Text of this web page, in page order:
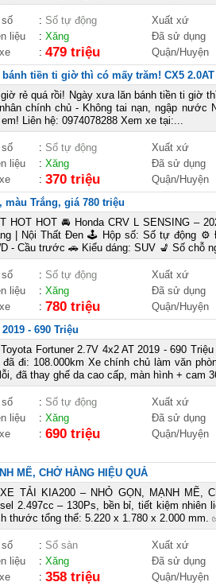
số : Số tự động Xuất xứ
liệu
: Xăng Đã sử dụng
: 479 triệu Quận/Huyện
tiền ti giờ thì có mấy trăm! CX5 2.0AT
rẻ quá rồi! Ngày xưa lăn bánh tiền ti giờ
chính chủ - Không tai nạn, ngập nước
Liên hệ: 0974078288 Xem xe tại:...
số : Số tự động Xuất xứ
liệu
: Xăng Đã sử dụng
: 370 triệu Quận/Huyện
màu Trắng, giá 780 triệu
HOT HOT 🚘 Honda CRV L SENSING –
| Nội Thất Đen 🕹️ Hộp số: Số tự động ⚙️
- Cầu trước 🚗 Kiểu dáng: SUV 💺 Số chỗ
số : Số tự động Xuất xứ
liệu
: Xăng Đã sử dụng
: 780 triệu Quận/Huyện
- 690 Triệu
Fortuner 2.7V 4x2 AT 2019 - 690
đã đi: 108.000km Xe chính chủ làm văn
đã thay ghế da cao cấp, màn hình + cam
số : Số tự động Xuất xứ
liệu
: Xăng Đã sử dụng
: 690 triệu Quận/Huyện
MẼ, CHỞ HÀNG HIỆU QUẢ
TẢI KIA200 – NHỎ GỌN, MẠNH MẼ,
2.497cc – 130Ps, bền bỉ, tiết kiệm nhiên
thước tổng thể: 5.220 x 1.780 x 2.000 mm.
số : Số sàn Xuất xứ
liệu
: Xăng Đã sử dụng
: 358 triệu Quận/Huyện